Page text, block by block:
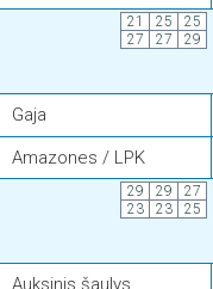
21 25
25
27
27 29
Gaja
Amazones / LPK
29 29
27
23
23 25
Auksinis šaulys